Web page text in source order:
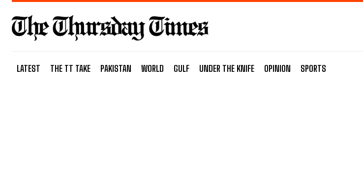
LATEST THE TT TAKE PAKISTAN WORLD GULF UNDER THE KNIFE OPINION SPORTS